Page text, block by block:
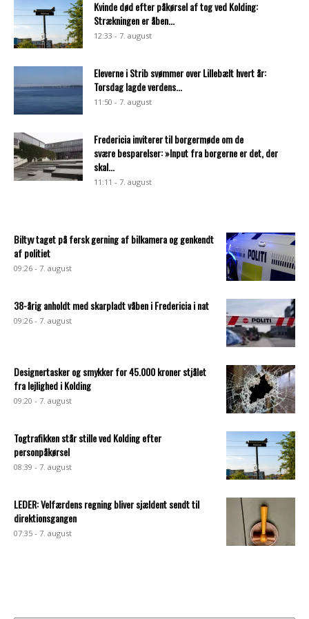
Kvinde død efter påkørsel af tog ved Kolding:
Strækningen er åben...
12:33 - 7. august
Eleverne i Strib svømmer over Lillebælt hvert år:
Torsdag lagde verdens...
11:50 - 7. august
Fredericia inviterer til borgermøde om de
svære besparelser: »Input fra borgerne er det, der
skal...
11:11 - 7. august
Biltyv taget på fersk gerning af bilkamera og genkendt
af politiet
09:26 - 7. august
38-årig anholdt med skarpladt våben i Fredericia i nat
09:26 - 7. august
Designertasker og smykker for 45.000 kroner stjålet
fra lejlighed i Kolding
09:20 - 7. august
Togtrafikken står stille ved Kolding efter
personpåkørsel
08:39 - 7. august
LEDER: Velfærdens regning bliver sjældent sendt til
direktionsgangen
07:35 - 7. august